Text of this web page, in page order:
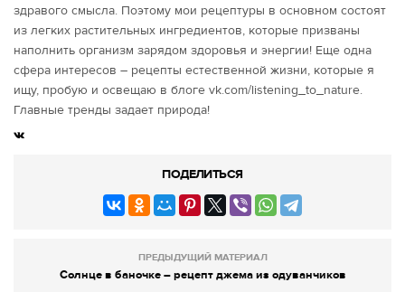
здравого смысла. Поэтому мои рецептуры в основном состоят
из легких растительных ингредиентов, которые призваны
наполнить организм зарядом здоровья и энергии! Еще одна
сфера интересов – рецепты естественной жизни, которые я
ищу, пробую и освещаю в блоге vk.com/listening_to_nature.
Главные тренды задает природа!
ПОДЕЛИТЬСЯ
ПРЕДЫДУЩИЙ МАТЕРИАЛ
Солнце в баночке – рецепт джема из одуванчиков